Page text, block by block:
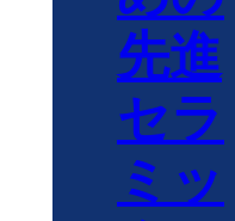
先進
セラ
ミッ